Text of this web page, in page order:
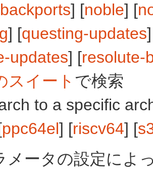
] [noble] [
] [questing-updates
updates] [resolute-
スイート で検索
to a specific
ppc64el] [riscv64] [
メータの設定によ